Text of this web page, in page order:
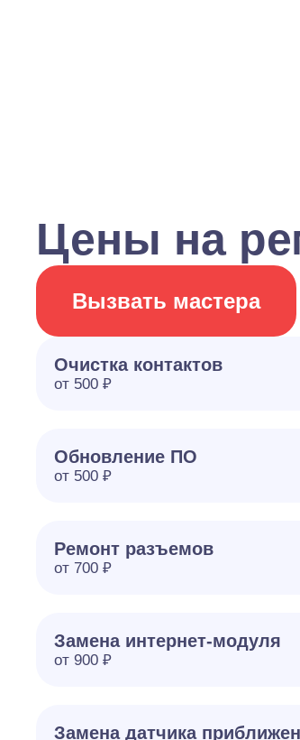
Цены на
Вызвать мастера
Очистка контактов
от 500 ₽
Обновление ПО
от 500 ₽
Ремонт разъемов
от 700 ₽
Замена интернет-модуля
от 900 ₽
Замена датчика